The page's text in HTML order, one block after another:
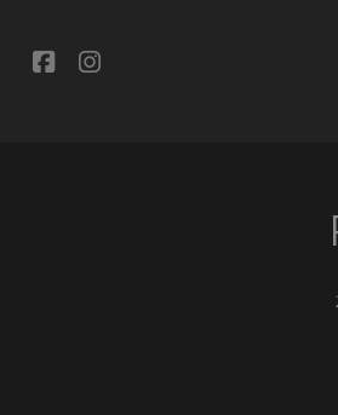
facebookinstagram